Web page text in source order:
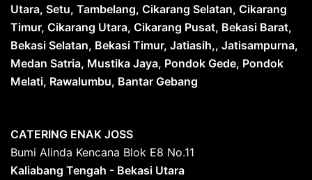
Utara, Setu, Tambelang, Cikarang Selatan, Cikarang
Timur, Cikarang Utara, Cikarang Pusat, Bekasi Barat,
Bekasi Selatan, Bekasi Timur, Jatiasih,, Jatisampurna,
Medan Satria, Mustika Jaya, Pondok Gede, Pondok
Melati, Rawalumbu, Bantar Gebang
CATERING ENAK JOSS
Bumi Alinda Kencana Blok E8 No.11
Kaliabang Tengah - Bekasi Utara